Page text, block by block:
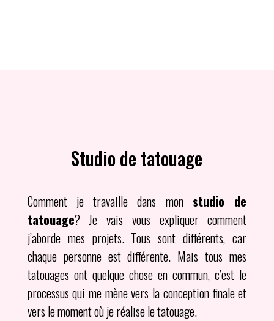
Studio de tatouage
Comment je travaille dans mon studio de
tatouage? Je vais vous expliquer comment
j’aborde mes projets. Tous sont différents, car
chaque personne est différente. Mais tous mes
tatouages ont quelque chose en commun, c’est le
processus qui me mène vers la conception finale et
vers le moment où je réalise le tatouage.